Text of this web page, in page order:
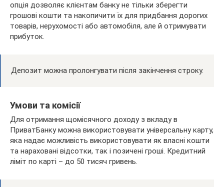
опція дозволяє клієнтам банку не тільки зберегти
грошові кошти та накопичити їх для придбання дорогих
товарів, нерухомості або автомобіля, але й отримувати
прибуток.
Депозит можна пролонгувати після закінчення строку.
Умови та комісії
Для отримання щомісячного доходу з вкладу в
ПриватБанку можна використовувати універсальну карту,
яка надає можливість використовувати як власні кошти
та нараховані відсотки, так і позичені гроші. Кредитний
ліміт по карті – до 50 тисяч гривень.